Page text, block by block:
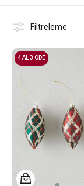
Filtreleme
4 AL 3 ÖDE